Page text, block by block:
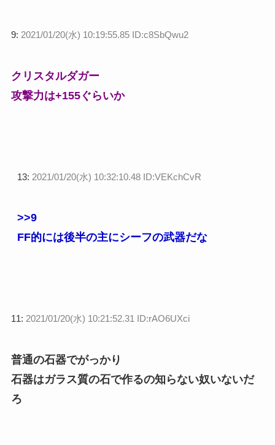
9: 2021/01/20(水) 10:19:55.85 ID:c8SbQwu2
クリスタルダガー
攻撃力は+155ぐらいか
13: 2021/01/20(水) 10:32:10.48 ID:VEKchCvR
>>9
FF的には後半の主にシーフの武器だな
11: 2021/01/20(水) 10:21:52.31 ID:rAO6UXci
普通の石器でがっかり
石器はガラス質の石で作るの知らない奴いないだ
ろ